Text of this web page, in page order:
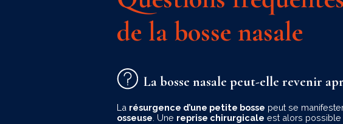
de la bosse nasale
La bosse nasale peut-elle revenir
La résurgence d’une petite bosse peut se
osseuse . Une reprise chirurgicale est alors possible